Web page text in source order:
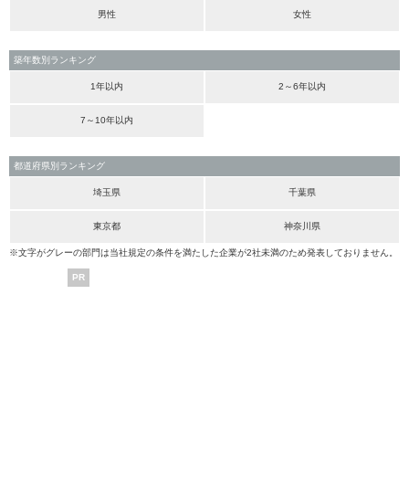
男性 女性
築年数別ランキング
1年以内 2～6年以内
7～10年以内
都道府県別ランキング
埼玉県 千葉県
東京都 神奈川県
※文字がグレーの部門は当社規定の条件を満たした企業が2社未満のため発表しておりません。
PR